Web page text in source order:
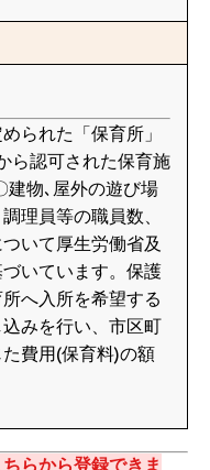
られた「保育所」
ら認可された保育施
建物､屋外の遊び場
理員等の職員数、
いて厚生労働省及
いています。保護
へ入所を希望する
みを行い、市区町
費用(保育料)の額
らから登録できま